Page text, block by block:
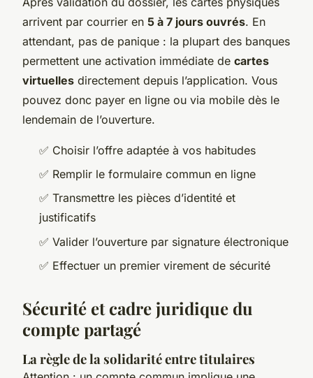
arrivent par courrier en 5 à 7 jours ouvrés. En
attendant, pas de panique : la plupart des banques
permettent une activation immédiate de cartes
virtuelles directement depuis l’application. Vous
pouvez donc payer en ligne ou via mobile dès le
lendemain de l’ouverture.
✅ Choisir l’offre adaptée à vos habitudes
✅ Remplir le formulaire commun en ligne
✅ Transmettre les pièces d’identité et
justificatifs
✅ Valider l’ouverture par signature électronique
✅ Effectuer un premier virement de sécurité
Sécurité et cadre juridique du
compte partagé
La règle de la solidarité entre titulaires